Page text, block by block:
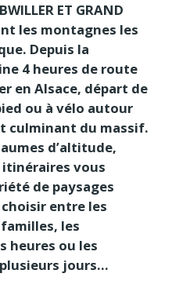
ET GRAND
les montagnes les
Depuis la
4 heures de route
en Alsace, départ de
ou à vélo autour
culminant du massif.
d’altitude,
vous
de paysages
entre les
les
heures ou les
jours…